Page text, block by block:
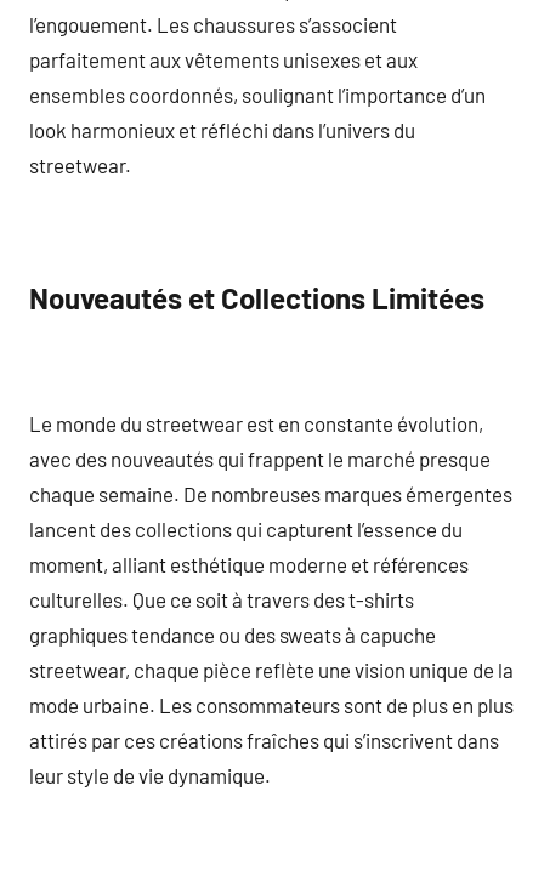
l’engouement. Les chaussures s’associent
parfaitement aux vêtements unisexes et aux
ensembles coordonnés, soulignant l’importance d’un
look harmonieux et réfléchi dans l’univers du
streetwear.
Nouveautés et Collections Limitées
Le monde du streetwear est en constante évolution,
avec des nouveautés qui frappent le marché presque
chaque semaine. De nombreuses marques émergentes
lancent des collections qui capturent l’essence du
moment, alliant esthétique moderne et références
culturelles. Que ce soit à travers des t-shirts
graphiques tendance ou des sweats à capuche
streetwear, chaque pièce reflète une vision unique de la
mode urbaine. Les consommateurs sont de plus en plus
attirés par ces créations fraîches qui s’inscrivent dans
leur style de vie dynamique.